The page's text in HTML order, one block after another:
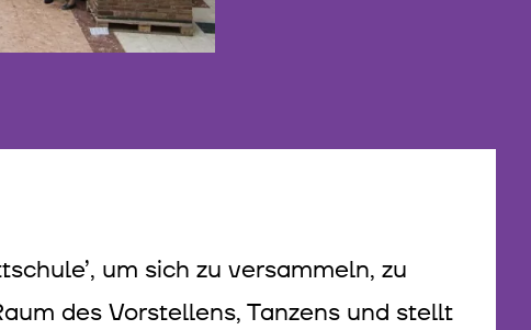
um sich zu versammeln, zu
des Vorstellens, Tanzens und stellt